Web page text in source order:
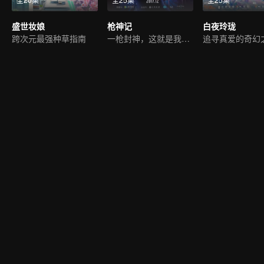
盛世妆娘
跨次元最强种草指南
枪神记
一枪封神，这就是我们的战斗！
白夜玲珑
追寻真爱的奇幻